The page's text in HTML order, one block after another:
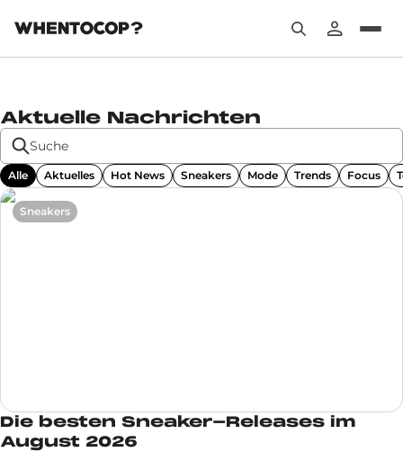
Aktuelle Nachrichten
Alle Aktuelles Hot News Sneakers Mode Trends Focus
Sneakers
Die besten Sneaker-Releases im
August 2026